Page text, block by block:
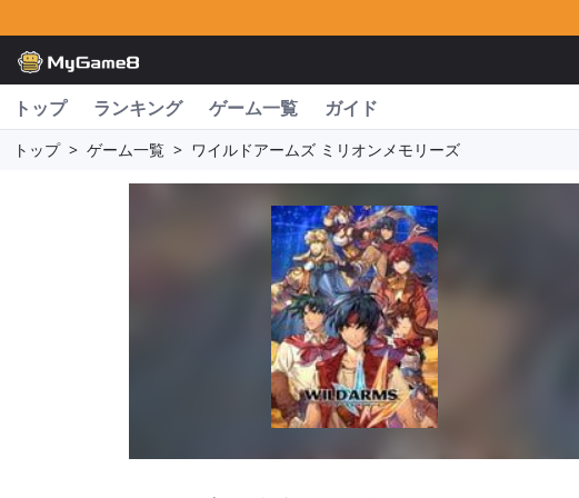
トップ ランキング ゲーム一覧 ガイド
トップ > ゲーム一覧 > ワイルドアームズ ミリオンメモリーズ